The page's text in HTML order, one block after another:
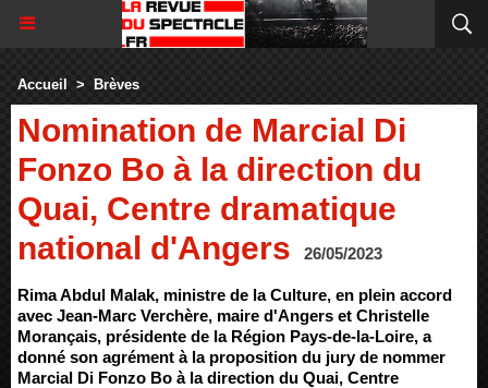
Accueil > Brèves
Nomination de Marcial Di
Fonzo Bo à la direction du
Quai, Centre dramatique
national d'Angers
26/05/2023
Rima Abdul Malak, ministre de la Culture, en plein accord
avec Jean-Marc Verchère, maire d'Angers et Christelle
Morançais, présidente de la Région Pays-de-la-Loire, a
donné son agrément à la proposition du jury de nommer
Marcial Di Fonzo Bo à la direction du Quai, Centre